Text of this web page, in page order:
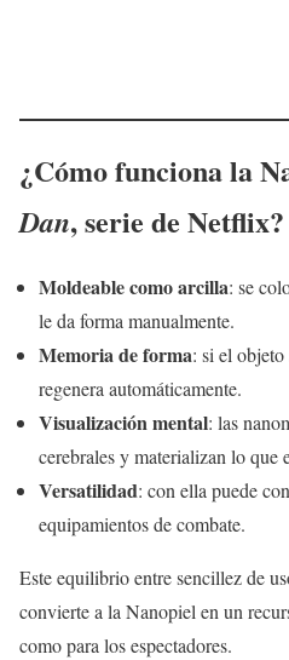
¿Cómo funciona la
Dan, serie de Netflix?
Moldeable como arcilla: se
le da forma manualmente.
Memoria de forma: si el
regenera automáticamente.
Visualización mental: las
cerebrales y materializan lo que
Versatilidad: con ella puede
equipamientos de combate.
Este equilibrio entre sencillez de
convierte a la Nanopiel en un
como para los espectadores.